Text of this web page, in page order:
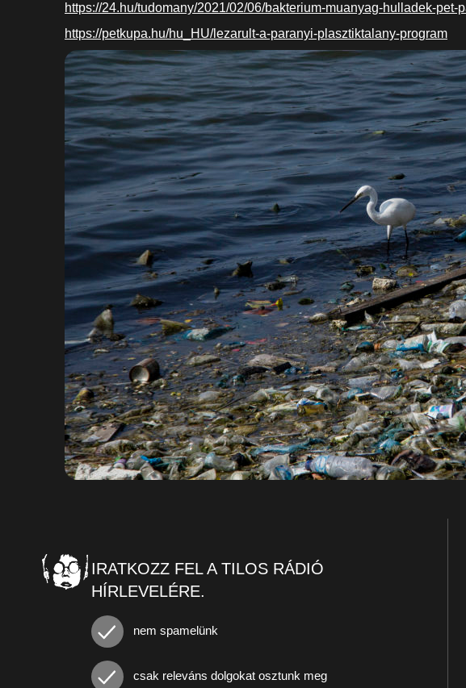
https://24.hu/tudomany/2021/02/06/bakterium-muanyag-hulladek-pet-
https://petkupa.hu/hu_HU/lezarult-a-paranyi-plasztiktalany-program
IRATKOZZ FEL A TILOS RÁDIÓ
HÍRLEVELÉRE.
nem spamelünk
csak releváns dolgokat osztunk meg